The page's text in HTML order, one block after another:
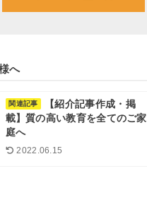
へ
関連記事
【紹介記事作成・掲
載】質の高い教育を全てのご家
庭へ
2022.06.15